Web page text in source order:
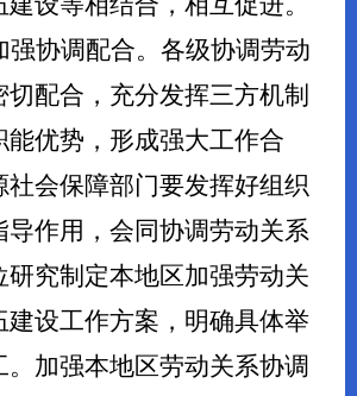
强协调配合。 各级协调劳动
切配合，充分发挥三方机制
能优势，形成强大工作合
社会保障部门要发挥好组织
导作用，会同协调劳动关系
研究制定本地区加强劳动关
建设工作方案，明确具体举
。加强本地区劳动关系协调